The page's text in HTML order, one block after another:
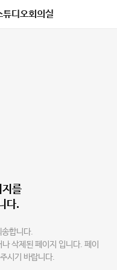
디오회의실
지를
다.
합니다.
삭제된 페이지 입니다. 페이
시기 바랍니다.